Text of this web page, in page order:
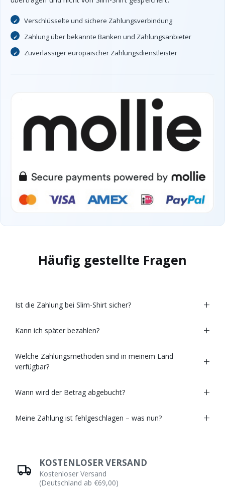
Verschlüsselte und sichere Zahlungsverbindung
Zahlung über bekannte Banken und Zahlungsanbieter
Zuverlässiger europäischer Zahlungsdienstleister
Häufig gestellte Fragen
Ist die Zahlung bei Slim-Shirt sicher?
Kann ich später bezahlen?
Welche Zahlungsmethoden sind in meinem Land
verfügbar?
Wann wird der Betrag abgebucht?
Meine Zahlung ist fehlgeschlagen – was nun?
KOSTENLOSER VERSAND
Kostenloser Versand
(Deutschland ab €69,00)